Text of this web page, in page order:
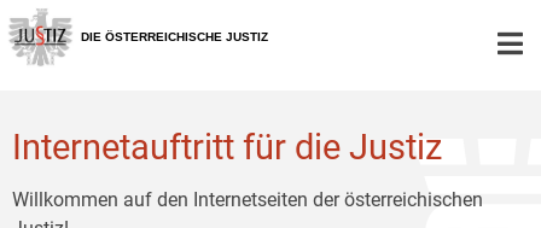
Zur
Hauptnavigation
[1]
Zum
Inhalt
[2]
DIE ÖSTERREICHISCHE JUSTIZ
Internetauftritt für die Justiz
Willkommen auf den Internetseiten der österreichischen